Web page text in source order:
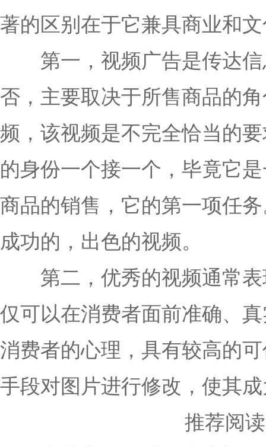
著的区别在于它兼具商业和
第一，视频广告是传达信
否，主要取决于所售商品的
频，该视频是不完全恰当的
的身份一个接一个，毕竟它
商品的销售，它的第一项任
成功的，出色的视频。
第二，优秀的视频通常表
仅可以在消费者面前准确、
消费者的心理，具有较高的
手段对图片进行修改，使其
推荐阅